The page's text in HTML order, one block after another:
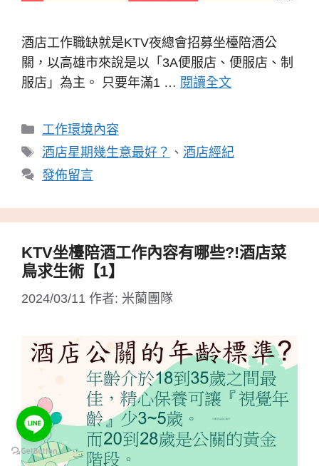
酒店工作職缺就是KTV夜總會招募坐檯陪酒公
關，以高雄市來說是以「3A便服店、便服店、制
服店」為主。 只要年滿1 … 閱讀全文
分
類
工作環境內容
標
籤
酒店星期幾生意最好？ 、 酒店經紀
發佈留言
KTV坐檯陪酒工作內容有哪些?!酒店菜
鳥求生術【1】
2024/03/11 作者: 米蘭團隊